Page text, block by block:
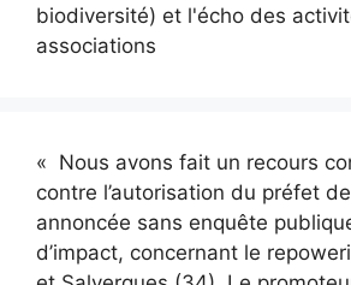
biodiversité) et l'écho des
associations
« Nous avons fait un recours
contre l’autorisation du préfet
annoncée sans enquête
d’impact, concernant le